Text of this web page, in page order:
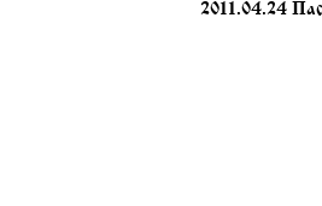
2011.04.24